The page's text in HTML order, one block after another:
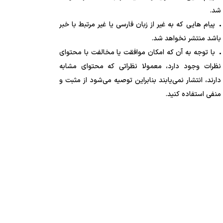
شد.
پیام هایی که به غیر از زبان فارسی یا غیر مرتبط با خبر
باشد منتشر نخواهد شد.
با توجه به آن که امکان موافقت یا مخالفت با محتوای
نظرات وجود دارد، معمولا نظراتی که محتوای مشابه
دارند، انتشار نمی‌یابند بنابراین توصیه می‌شود از مثبت و
منفی استفاده کنید.